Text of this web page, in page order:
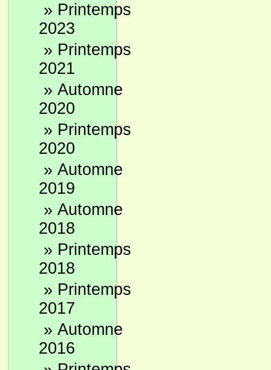
» Printemps
2023
» Printemps
2021
» Automne
2020
» Printemps
2020
» Automne
2019
» Automne
2018
» Printemps
2018
» Printemps
2017
» Automne
2016